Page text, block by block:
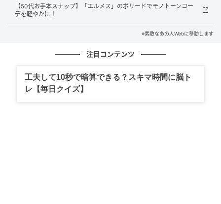
【50代お手本スナップ】「エルメス」のボリードでモノトーンコー
デを軽やかに！
※素敵なあの人Webに移動します
注目コンテンツ
工夫して10秒で暗算できる？スキマ時間に脳ト
レ【毎日クイズ】